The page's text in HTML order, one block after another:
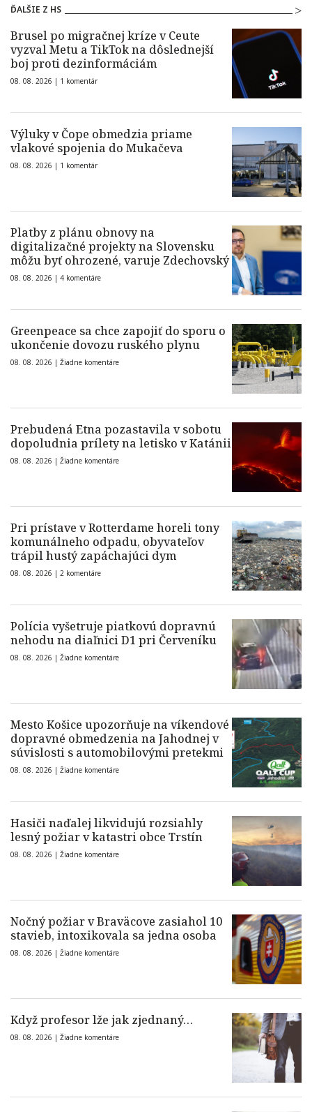
ĎALŠIE Z HS
Brusel po migračnej kríze v Ceute
vyzval Metu a TikTok na dôslednejší
boj proti dezinformáciám
08. 08. 2026 | 1 komentár
Výluky v Čope obmedzia priame
vlakové spojenia do Mukačeva
08. 08. 2026 | 1 komentár
Platby z plánu obnovy na
digitalizačné projekty na Slovensku
môžu byť ohrozené, varuje Zdechovský
08. 08. 2026 | 4 komentáre
Greenpeace sa chce zapojiť do sporu o
ukončenie dovozu ruského plynu
08. 08. 2026 | Žiadne komentáre
Prebudená Etna pozastavila v sobotu
dopoludnia prílety na letisko v Katánii
08. 08. 2026 | Žiadne komentáre
Pri prístave v Rotterdame horeli tony
komunálneho odpadu, obyvateľov
trápil hustý zapáchajúci dym
08. 08. 2026 | 2 komentáre
Polícia vyšetruje piatkovú dopravnú
nehodu na diaľnici D1 pri Červeníku
08. 08. 2026 | Žiadne komentáre
Mesto Košice upozorňuje na víkendové
dopravné obmedzenia na Jahodnej v
súvislosti s automobilovými pretekmi
08. 08. 2026 | Žiadne komentáre
Hasiči naďalej likvidujú rozsiahly
lesný požiar v katastri obce Trstín
08. 08. 2026 | Žiadne komentáre
Nočný požiar v Braväcove zasiahol 10
stavieb, intoxikovala sa jedna osoba
08. 08. 2026 | Žiadne komentáre
Když profesor lže jak zjednaný…
08. 08. 2026 | Žiadne komentáre